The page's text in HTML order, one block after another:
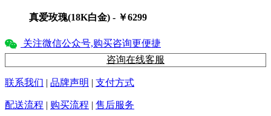
真爱玫瑰(18K白金) - ￥6299
关注微信公众号,购买咨询更便捷
咨询在线客服
联系我们 | 品牌声明 | 支付方式
配送流程 | 购买流程 | 售后服务